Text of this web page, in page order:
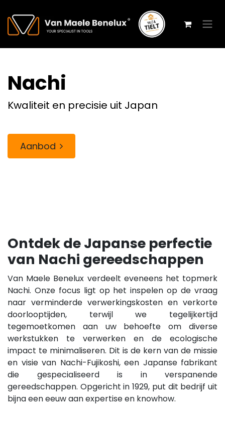
Nachi
Kwaliteit en precisie uit Japan
Aanbod
Ontdek de Japanse perfectie
van Nachi gereedschappen
Van Maele Benelux verdeelt eveneens het topmerk
Nachi. Onze focus ligt op het inspelen op de vraag
naar verminderde verwerkingskosten en verkorte
doorlooptijden, terwijl we tegelijkertijd
tegemoetkomen aan uw behoefte om diverse
werkstukken te verwerken en de ecologische
impact te minimaliseren. Dit is de kern van de missie
en visie van Nachi-Fujikoshi, een Japanse fabrikant
die gespecialiseerd is in verspanende
gereedschappen. Opgericht in 1929, put dit bedrijf uit
bijna een eeuw aan expertise en knowhow.